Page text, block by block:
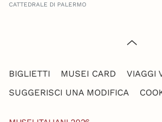
CATTEDRALE DI PALERMO
BIGLIETTI MUSEI CARD
VIAGGI
SUGGERISCI UNA MODIFICA